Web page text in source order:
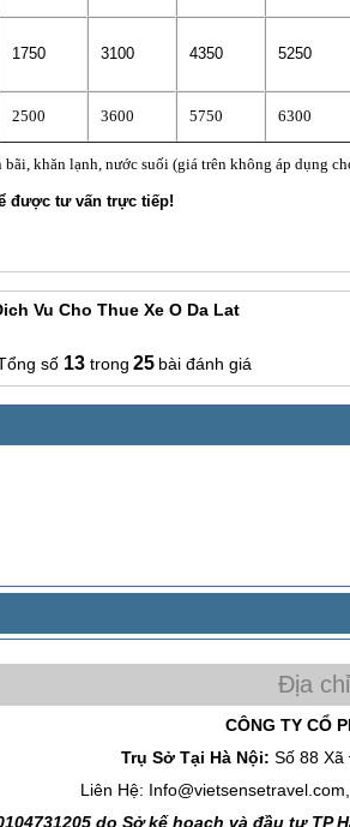
1750 3100 4350 5250
2500 3600 5750 6300
khăn lạnh, nước suối (giá trên không áp dụng
được tư vấn trực tiếp!
Vu Cho Thue Xe O Da Lat
13 25 bài đánh giá
CÔNG TY CỔ
Trụ Sở Tại Hà Nội: Số 88
Liên Hệ:
do Sở kế hoạch và đầu tư TP